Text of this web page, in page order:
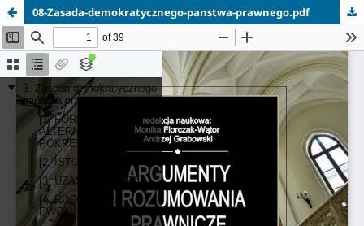
08-Zasada-demokratycznego-panstwa-prawnego.pdf